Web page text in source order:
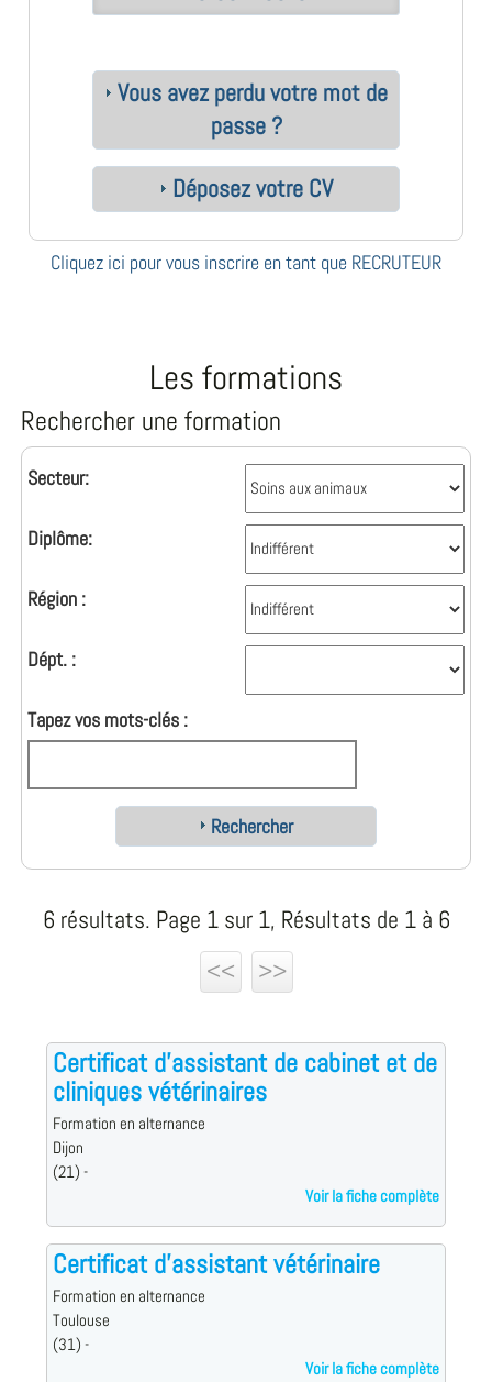
Vous avez perdu votre mot de
passe ?
Déposez votre CV
Cliquez ici pour vous inscrire en tant que RECRUTEUR
Les formations
Rechercher une formation
Secteur:
Diplôme:
Région :
Dépt. :
Tapez vos mots-clés :
Rechercher
6 résultats. Page 1 sur 1, Résultats de 1 à 6
<<
>>
Certificat d'assistant de cabinet et de
cliniques vétérinaires
Formation en alternance
Dijon
(21) -
Voir la fiche complète
Certificat d'assistant vétérinaire
Formation en alternance
Toulouse
(31) -
Voir la fiche complète